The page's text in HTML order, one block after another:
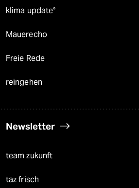
klima update°
Mauerecho
Freie Rede
reingehen
Newsletter
team zukunft
taz frisch